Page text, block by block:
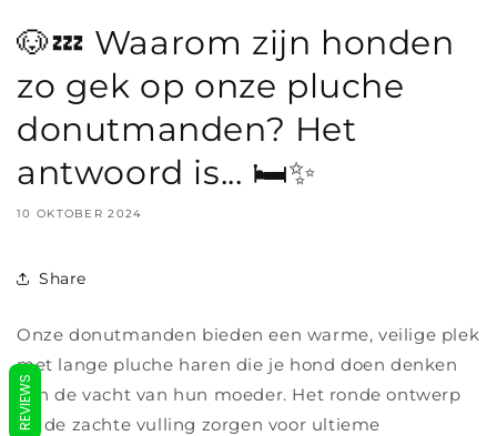
🐶💤 Waarom zijn honden
zo gek op onze pluche
donutmanden? Het
antwoord is... 🛏️✨
10 OKTOBER 2024
Share
Onze donutmanden bieden een warme, veilige plek
met lange pluche haren die je hond doen denken
aan de vacht van hun moeder. Het ronde ontwerp
en de zachte vulling zorgen voor ultieme
REVIEWS